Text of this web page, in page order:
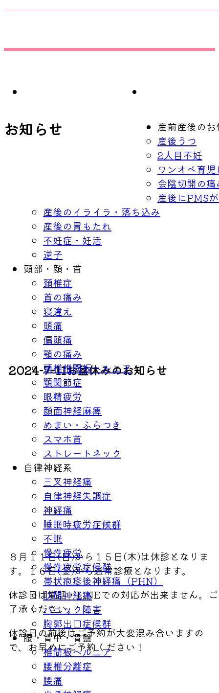
産前産後の
産後うつ
2人目不妊
ワンオペ育
会陰切開の
産後にPMS
産後のイライラ・落ち込み
産後の胃もたれ
不妊症・妊活
逆子
頭部・顔・首
頚椎症
首の痛み
寝違え
頭痛
偏頭痛
顎の痛み
頸椎椎間板ヘルニア
顎関節症
眼精疲労
顔面神経麻痺
めまい・ふらつき
スマホ首
ストレートネック
自律神経系
三叉神経痛
自律神経失調症
神経痛
睡眠時疲労症候群
不眠
慢性疲労
慢性疲労症候群
帯状疱疹後神経痛（PHN）
肋間神経痛
パニック障害
胸郭出口症候群
腰・背中・骨盤
椎間板ヘルニア
腰椎分離症
腰痛
お知らせ
2024-7-11お盆休みのお知らせ
８月１１日(日)から１５日(木)は休診となりま
す。１６日(金)から通常診療となります。
休診日は電話・LINEでの対応が出来ません。ご
了承ください。
休診日の前後はご予約が大変混み合いますの
で、お早めにご予約ください！